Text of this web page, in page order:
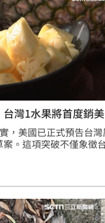
灣1水果將首度銷
，美國已正式預告台
。這項突破不僅象徵
預告期進展順利，台灣